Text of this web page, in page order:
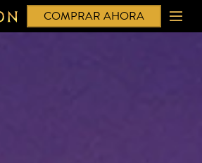
COMPRAR AHORA